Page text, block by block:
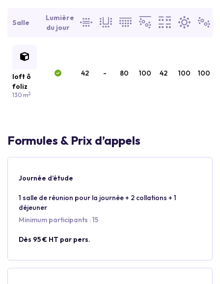
Salle
Lumière
du jour
loft ô
foliz
130 m2
42 - 80 100 42 100 100
Formules & Prix d’appels
Journée d’étude
1 salle de réunion pour la journée + 2 collations + 1
déjeuner
Minimum participants : 15
Dès 95 € HT par pers.